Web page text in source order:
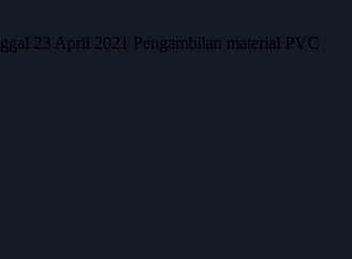
23 April 2021 Pengambilan material PVC